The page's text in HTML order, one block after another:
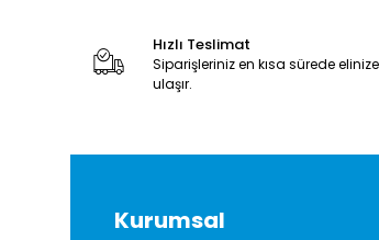
Hızlı Teslimat
Siparişleriniz en kısa sürede elinize
ulaşır.
Kurumsal